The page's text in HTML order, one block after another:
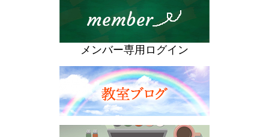
メンバー専用ログイン